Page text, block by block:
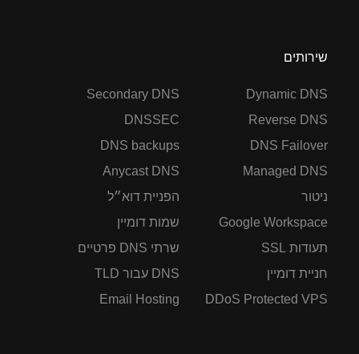
שירותים
Dynamic DNS
Reverse DNS
DNS Failover
Managed DNS
ניטור
Google Workspace
תעודות SSL
חניית דומיין
DDoS Protected VPS
Secondary DNS
DNSSEC
DNS backups
Anycast DNS
הפניית דוא״ל
שמות דומיין
שרתי DNS פרטיים
DNS עבור TLD
Email Hosting